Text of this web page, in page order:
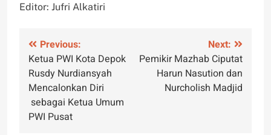
Editor: Jufri Alkatiri
Navigasi
pos
Previous:
Ketua PWI Kota Depok
Rusdy Nurdiansyah
Mencalonkan Diri
sebagai Ketua Umum
PWI Pusat
Next:
Pemikir Mazhab Ciputat
Harun Nasution dan
Nurcholish Madjid